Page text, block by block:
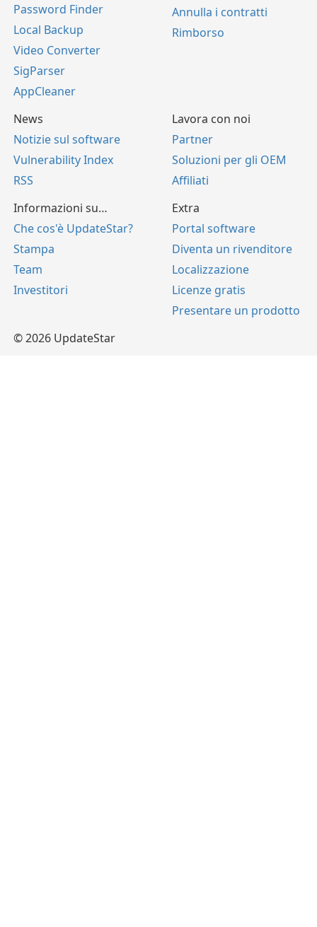
Password Finder
Local Backup
Video Converter
SigParser
AppCleaner
Annulla i contratti
Rimborso
News
Notizie sul software
Vulnerability Index
RSS
Lavora con noi
Partner
Soluzioni per gli OEM
Affiliati
Informazioni su…
Che cos'è UpdateStar?
Stampa
Team
Investitori
Extra
Portal software
Diventa un rivenditore
Localizzazione
Licenze gratis
Presentare un prodotto
© 2026 UpdateStar